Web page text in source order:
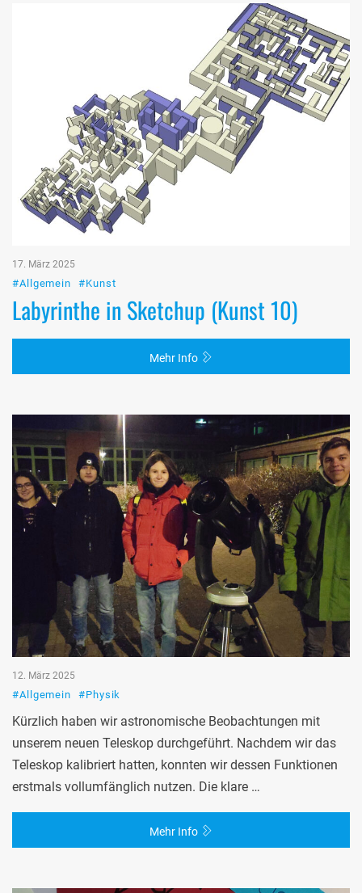
17. März 2025
#Allgemein #Kunst
Labyrinthe in Sketchup (Kunst 10)
Mehr Info
12. März 2025
#Allgemein #Physik
Kürzlich haben wir astronomische Beobachtungen mit
unserem neuen Teleskop durchgeführt. Nachdem wir das
Teleskop kalibriert hatten, konnten wir dessen Funktionen
erstmals vollumfänglich nutzen. Die klare …
Mehr Info